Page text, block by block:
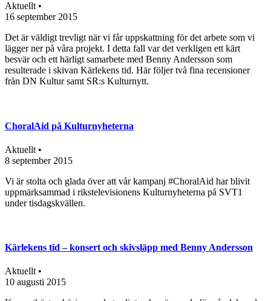
Aktuellt •
16 september 2015
Det är väldigt trevligt när vi får uppskattning för det arbete som vi
lägger ner på våra projekt. I detta fall var det verkligen ett kärt
besvär och ett härligt samarbete med Benny Andersson som
resulterade i skivan Kärlekens tid. Här följer två fina recensioner
från DN Kultur samt SR:s Kulturnytt.
ChoralAid på Kulturnyheterna
Aktuellt •
8 september 2015
Vi är stolta och glada över att vår kampanj #ChoralAid har blivit
uppmärksammad i rikstelevisionens Kulturnyheterna på SVT1
under tisdagskvällen.
Kärlekens tid – konsert och skivsläpp med Benny Andersson
Aktuellt •
10 augusti 2015